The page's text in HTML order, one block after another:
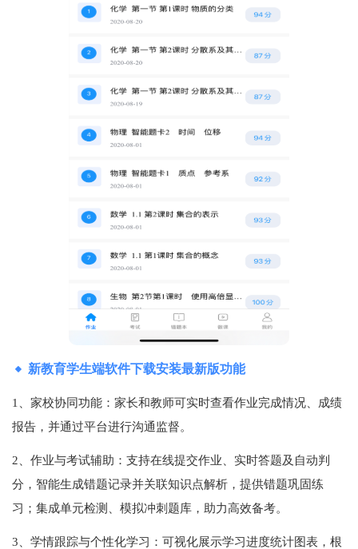
新教育学生端软件下载安装最新版功能
1、家校协同功能‌：家长和教师可实时查看作业完成情况、成绩
报告，并通过平台进行沟通监督‌。
2、作业与考试辅助‌：支持在线提交作业、实时答题及自动判
分，智能生成错题记录并关联知识点解析，提供错题巩固练
习；集成单元检测、模拟冲刺题库，助力高效备考‌。
3、学情跟踪与个性化学习‌：可视化展示学习进度统计图表，根